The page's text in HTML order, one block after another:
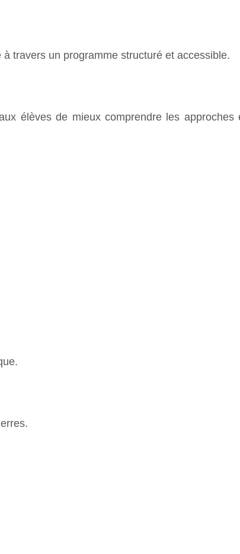
travers un programme structuré et accessible.
élèves de mieux comprendre les approches